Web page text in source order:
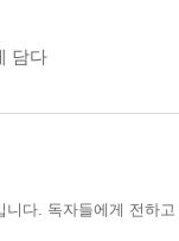
담다
다. 독자들에게 전하